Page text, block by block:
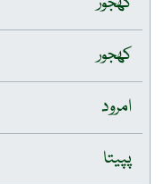
کھجور
امرود
پپیتا